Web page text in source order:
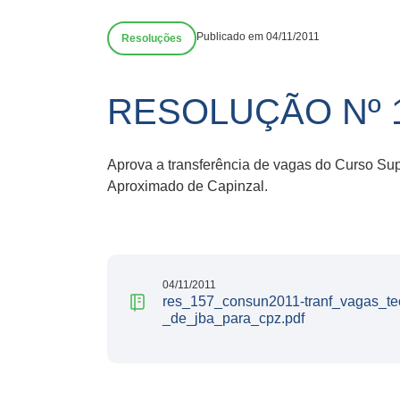
Resoluções Publicado em 04/11/2011
RESOLUÇÃO Nº
Aprova a transferência de vagas do Curso
Aproximado de Capinzal.
04/11/2011
res_157_consun2011-
_de_jba_para_cpz.pdf